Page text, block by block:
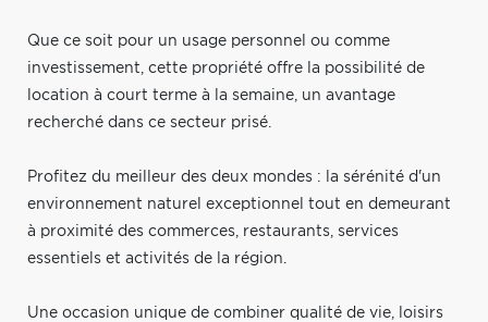
Que ce soit pour un usage personnel ou comme
investissement, cette propriété offre la possibilité de
location à court terme à la semaine, un avantage
recherché dans ce secteur prisé.
Profitez du meilleur des deux mondes : la sérénité d'un
environnement naturel exceptionnel tout en demeurant
à proximité des commerces, restaurants, services
essentiels et activités de la région.
Une occasion unique de combiner qualité de vie, loisirs